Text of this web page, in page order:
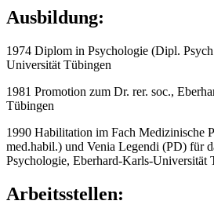
Ausbildung:
1974 Diplom in Psychologie (Dipl.
Universität Tübingen
1981 Promotion zum Dr. rer. soc.,
Tübingen
1990 Habilitation im Fach Medizinische
med.habil.) und Venia Legendi (PD) für
Psychologie, Eberhard-Karls-Universität
Arbeitsstellen: